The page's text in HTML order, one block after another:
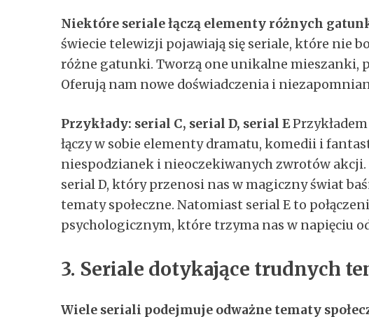
Niektóre seriale łączą elementy różnych
świecie telewizji pojawiają się seriale, które nie
różne gatunki. Tworzą one unikalne mieszanki,
Oferują nam nowe doświadczenia i
Przykłady: serial C, serial D, serial E
łączy w sobie elementy dramatu, komedii i
niespodzianek i nieoczekiwanych zwrotów
serial D, który przenosi nas w magiczny świat
tematy społeczne. Natomiast serial E to
psychologicznym, które trzyma nas w napięciu
3. Seriale dotykające trudnych
Wiele seriali podejmuje odważne tematy